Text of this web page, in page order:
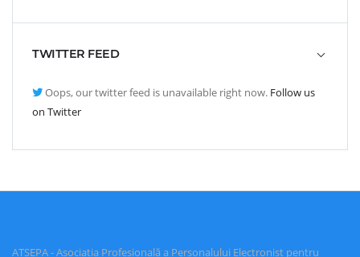
TWITTER FEED
Oops, our twitter feed is unavailable right now. Follow us
on Twitter
ATSEPA - Asociația Profesională a Personalului Electronist pentru